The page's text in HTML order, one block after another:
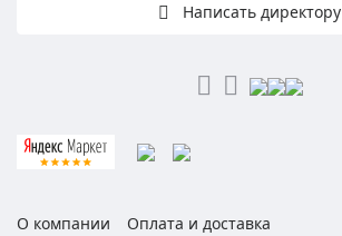
Написать директору
О компании
Оплата и доставка